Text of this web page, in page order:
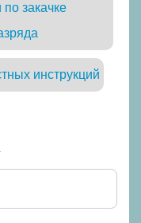
закачке
инструкций